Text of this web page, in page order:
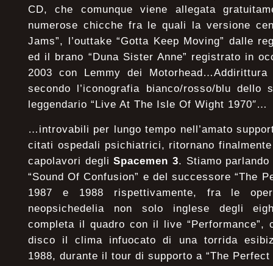
CD, che comunque viene allegata
numerose chicche fra le quali la versione
Jams”, l’outtake “Gotta Keep Moving” dalle
ed il brano “Duna Sister Anne” registrato in
2003 con Lemmy dei
secondo l’iconografia bianco/rosso/blu
leggendario “Live At The Isle Of Wight
…introvabili per lungo tempo nell’amato
citati ospedali psichiatrici, ritornano
capolavori degliSpacemen 3. Stiamo
“Sound Of Confusion” e del successore “The
1987 e 1988 rispettivamente, fra le
neopsichedelia non solo inglese degli
completa il quadro con il live
disco il clima infuocato di una torrida
1988, durante il tour di supporto a “The